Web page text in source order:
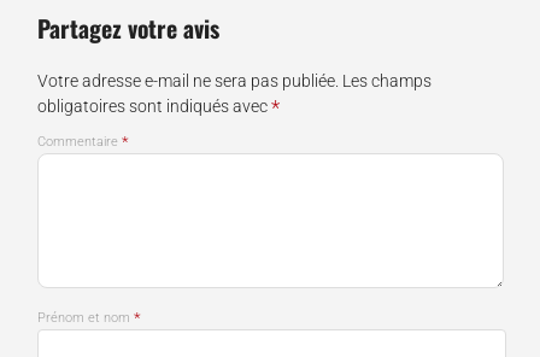
Partagez votre avis
Votre adresse e-mail ne sera pas publiée. Les champs
obligatoires sont indiqués avec*
Commentaire *
Prénom et nom *